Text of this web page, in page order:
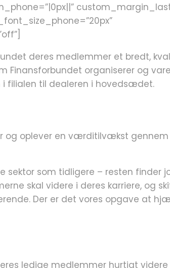
deres medlemmer et bredt,
Finansforbundet organiserer og
i filialen til dealeren i hovedsædet.
og oplever en værditilvækst
som tidligere – resten finder
skal videre i deres karriere, og
Der er det vores opgave at
ledige medlemmer hurtigt videre